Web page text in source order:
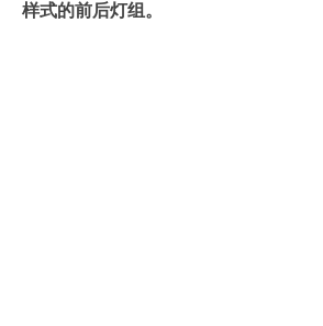
样式的前后灯组。